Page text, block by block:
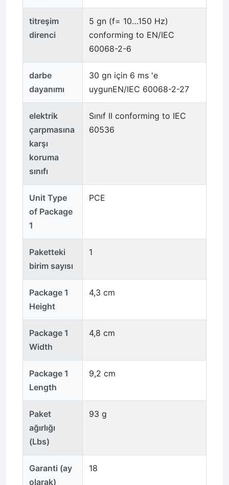
titreşim
direnci
5 gn (f= 10…150 Hz)
conforming to EN/IEC
60068-2-6
darbe
dayanımı
30 gn için 6 ms 'e
uygunEN/IEC 60068-2-27
elektrik
çarpmasına
karşı
koruma
sınıfı
Sınıf II conforming to IEC
60536
Unit Type
of Package
1
PCE
Paketteki
birim sayısı
1
Package 1
Height
4,3 cm
Package 1
Width
4,8 cm
Package 1
Length
9,2 cm
Paket
ağırlığı
(Lbs)
93 g
Garanti (ay
olarak)
18